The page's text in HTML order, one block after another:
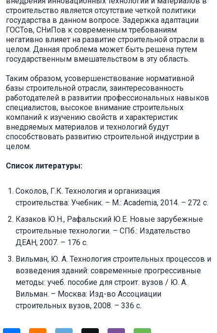
строительство является отсутствие четкой политики
государства в данном вопросе. Задержка адаптации
ГОСТов, СНиПов к современным требованиям
негативно влияет на развитие строительной отрасли в
целом. Данная проблема может быть решена путем
государственным вмешательством в эту область.
Таким образом, усовершенствование нормативной
базы строительной отрасли, заинтересованность
работодателей в развитии профессиональных навыков
специалистов, высокое внимание строительных
компаний к изучению свойств и характеристик
внедряемых материалов и технологий будут
способствовать развитию строительной индустрии в
целом.
Список литературы:
Соколов, Г.К. Технология и организация
строительства: Учебник. – М.: Academia, 2014. – 272 c.
Казаков Ю.Н., Рафальский Ю.Е. Новые зарубежные
строительные технологии. – СПб.: Издательство
ДЕАН, 2007. – 176 с.
Вильман, Ю. А. Технология строительных процессов и
возведения зданий: современные прогрессивные
методы: учеб. пособие для строит. вузов / Ю. А.
Вильман. – Москва: Изд-во Ассоциации
строительных вузов, 2008. – 336 с.